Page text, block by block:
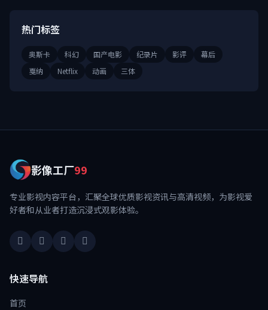
热门标签
奥斯卡 科幻 国产电影 纪录片 影评
幕后
戛纳
Netflix 动画 三体
影像工厂99
专业影视内容平台，汇聚全球优质影视资讯与高清视频，为影视爱
好者和从业者打造沉浸式观影体验。
快速导航
首页